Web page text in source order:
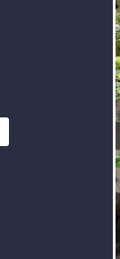
:
€65,00